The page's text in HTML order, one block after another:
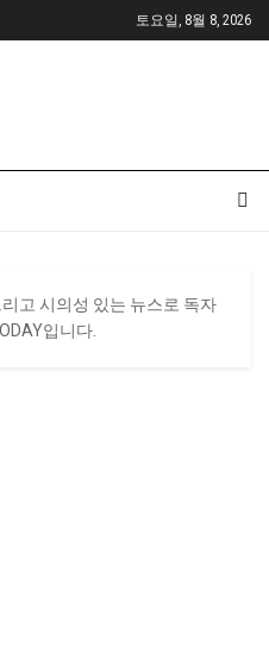
토요일, 8월 8, 2026
고 시의성 있는 뉴스로 독자
입니다.